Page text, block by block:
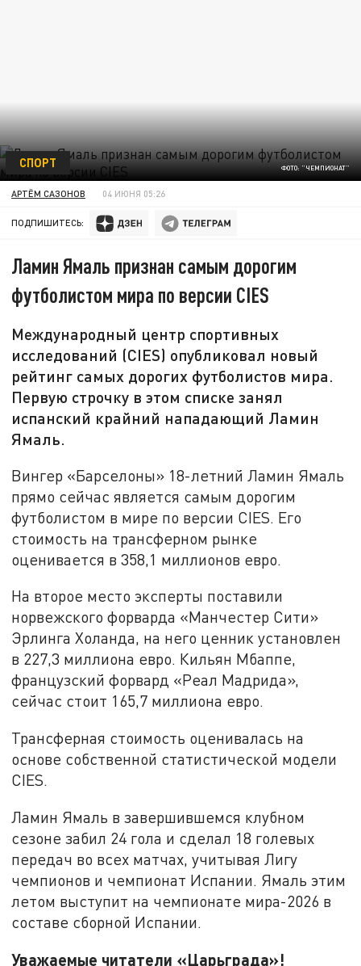
ФОТО: "ЧЕМПИОНАТ"
СПОРТ
АРТЁМ САЗОНОВ 04 ИЮНЯ 05:26
ПОДПИШИТЕСЬ:
Ламин Ямаль признан самым дорогим
футболистом мира по версии CIES
Международный центр спортивных
исследований (CIES) опубликовал новый
рейтинг самых дорогих футболистов мира.
Первую строчку в этом списке занял
испанский крайний нападающий Ламин
Ямаль.
Вингер «Барселоны» 18-летний Ламин Ямаль
прямо сейчас является самым дорогим
футболистом в мире по версии CIES. Его
стоимость на трансферном рынке
оценивается в 358,1 миллионов евро.
На второе место эксперты поставили
норвежского форварда «Манчестер Сити»
Эрлинга Холанда, на него ценник установлен
в 227,3 миллиона евро. Кильян Мбаппе,
французский форвард «Реал Мадрида»,
сейчас стоит 165,7 миллиона евро.
Трансферная стоимость оценивалась на
основе собственной статистической модели
CIES.
Ламин Ямаль в завершившемся клубном
сезоне забил 24 гола и сделал 18 голевых
передач во всех матчах, учитывая Лигу
чемпионов и чемпионат Испании. Ямаль этим
летом выступит на чемпионате мира-2026 в
составе сборной Испании.
Уважаемые читатели «Царьграда»!